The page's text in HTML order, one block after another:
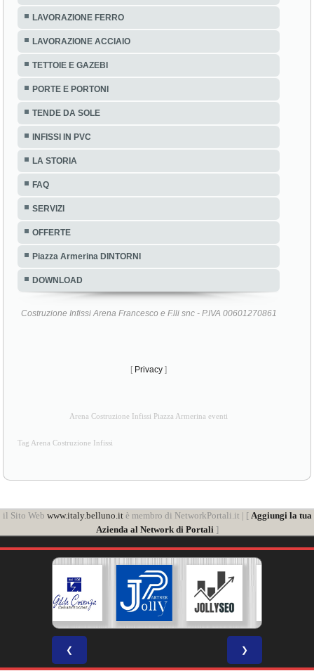
LAVORAZIONE FERRO
LAVORAZIONE ACCIAIO
TETTOIE E GAZEBI
PORTE E PORTONI
TENDE DA SOLE
INFISSI IN PVC
LA STORIA
FAQ
SERVIZI
OFFERTE
Piazza Armerina DINTORNI
DOWNLOAD
Costruzione Infissi Arena Francesco e F.lli snc - P.IVA 00601270861
[ Privacy ]
Arena Costruzione Infissi Piazza Armerina eventi
Tag Arena Costruzione Infissi
il Sito Web www.italy.belluno.itè membro di NetworkPortali.it | [ Aggiungi la tua
Azienda al Network di Portali ]
❮ ❯